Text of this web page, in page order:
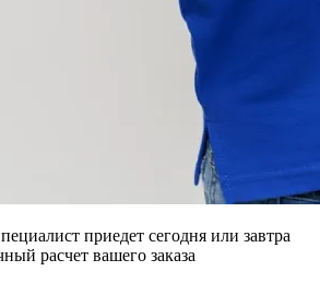
приедет сегодня или завтра
расчет вашего заказа